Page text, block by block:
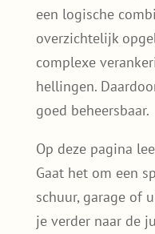
een logische
overzichtelijk
complexe
hellingen.
goed beheersbaar.
Op deze pagina
Gaat het om een
schuur, garage of
je verder naar de